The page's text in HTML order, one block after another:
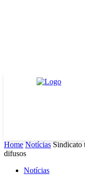
Home Notícias Sindicato
difusos
Notícias